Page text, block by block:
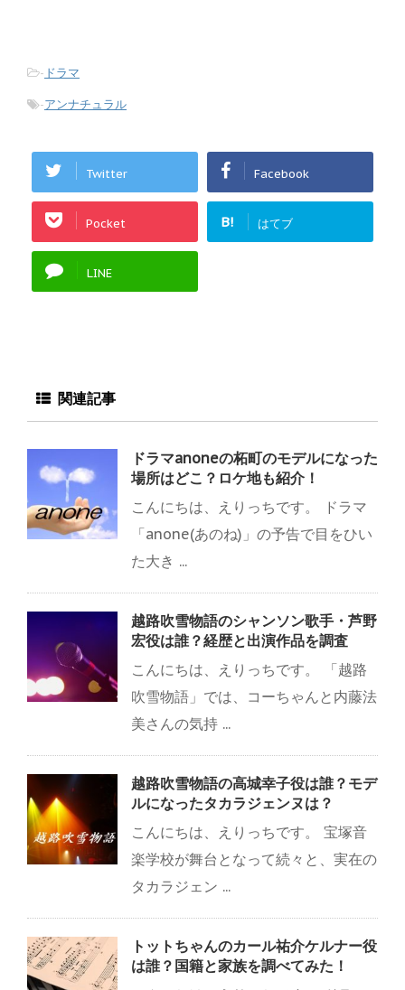
- ドラマ
-アンナチュラル
Twitter Facebook
Pocket B! はてブ
LINE
関連記事
ドラマanoneの柘町のモデルになった
場所はどこ？ロケ地も紹介！
こんにちは、えりっちです。 ドラマ
「anone(あのね)」の予告で目をひい
た大き ...
越路吹雪物語のシャンソン歌手・芦野
宏役は誰？経歴と出演作品を調査
こんにちは、えりっちです。 「越路
吹雪物語」では、コーちゃんと内藤法
美さんの気持 ...
越路吹雪物語の高城幸子役は誰？モデ
ルになったタカラジェンヌは？
こんにちは、えりっちです。 宝塚音
楽学校が舞台となって続々と、実在の
タカラジェン ...
トットちゃんのカール祐介ケルナー役
は誰？国籍と家族を調べてみた！